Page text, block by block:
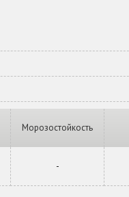
Морозостойкость
-